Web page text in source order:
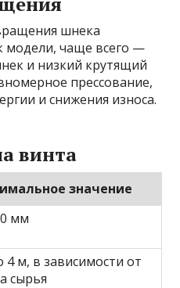
шнека
модели, чаще всего —
и низкий крутящий
прессование,
и снижения износа.
винта
значение
мм
4 м, в зависимости от
сырья